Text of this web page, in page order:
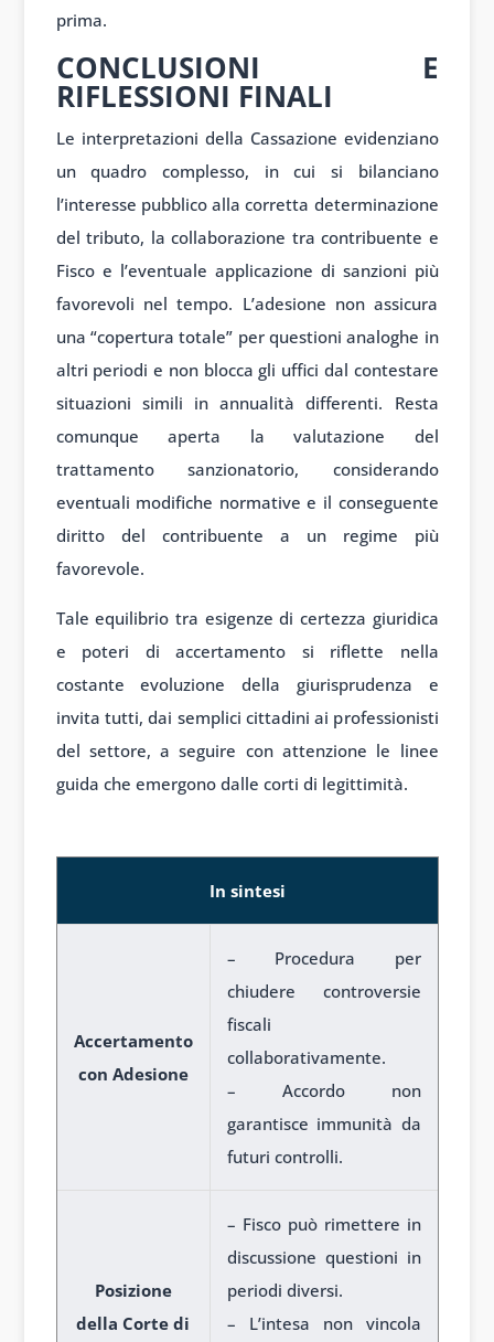
prima.
CONCLUSIONI E
RIFLESSIONI FINALI
Le interpretazioni della Cassazione evidenziano
un quadro complesso, in cui si bilanciano
l’interesse pubblico alla corretta determinazione
del tributo, la collaborazione tra contribuente e
Fisco e l’eventuale applicazione di sanzioni più
favorevoli nel tempo. L’adesione non assicura
una “copertura totale” per questioni analoghe in
altri periodi e non blocca gli uffici dal contestare
situazioni simili in annualità differenti. Resta
comunque aperta la valutazione del
trattamento sanzionatorio, considerando
eventuali modifiche normative e il conseguente
diritto del contribuente a un regime più
favorevole.
Tale equilibrio tra esigenze di certezza giuridica
e poteri di accertamento si riflette nella
costante evoluzione della giurisprudenza e
invita tutti, dai semplici cittadini ai professionisti
del settore, a seguire con attenzione le linee
guida che emergono dalle corti di legittimità.
In sintesi
Accertamento
con Adesione
– Procedura per
chiudere controversie
fiscali
collaborativamente.
– Accordo non
garantisce immunità da
futuri controlli.
Posizione
della Corte di
– Fisco può rimettere in
discussione questioni in
periodi diversi.
– L’intesa non vincola